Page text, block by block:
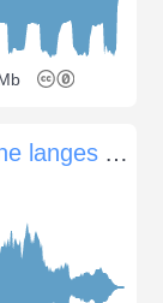
Einsatzfahrzeug alte Feuersirene langes Ausklingen 2